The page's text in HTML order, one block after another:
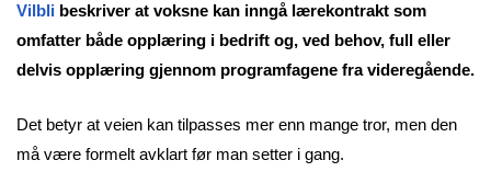
Vilbli beskriver at voksne kan inngå lærekontrakt som
omfatter både opplæring i bedrift og, ved behov, full eller
delvis opplæring gjennom programfagene fra videregående.
Det betyr at veien kan tilpasses mer enn mange tror, men den
må være formelt avklart før man setter i gang.